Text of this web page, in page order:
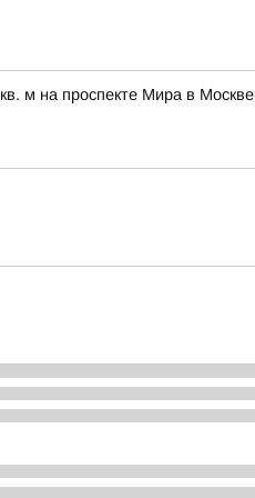
м на проспекте Мира в Москве